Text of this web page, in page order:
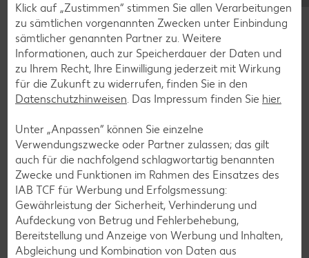
Muffin-Rezepte
Apfelkuchen-Rezepte
Schokokuchen-Rezepte
Torten-Rezepte
Pfannkuchen-Rezepte
Plätzchen-Rezepte
Smoothie-Rezepte
Bowle-Rezepte
Cocktail-Rezepte
Klick auf „Zustimmen“ stimmen Sie allen Verarbeitungen
zu sämtlichen vorgenannten Zwecken unter Einbindung
sämtlicher genannten Partner zu. Weitere
Informationen, auch zur Speicherdauer der Daten und
zu Ihrem Recht, Ihre Einwilligung jederzeit mit Wirkung
für die Zukunft zu widerrufen, finden Sie in den
Datenschutzhinweisen. Das Impressum finden Sie hier.
Unter „Anpassen“ können Sie einzelne
Verwendungszwecke oder Partner zulassen; das gilt
auch für die nachfolgend schlagwortartig benannten
Zwecke und Funktionen im Rahmen des Einsatzes des
IAB TCF für Werbung und Erfolgsmessung:
Gewährleistung der Sicherheit, Verhinderung und
Aufdeckung von Betrug und Fehlerbehebung,
Bereitstellung und Anzeige von Werbung und Inhalten,
Abgleichung und Kombination von Daten aus